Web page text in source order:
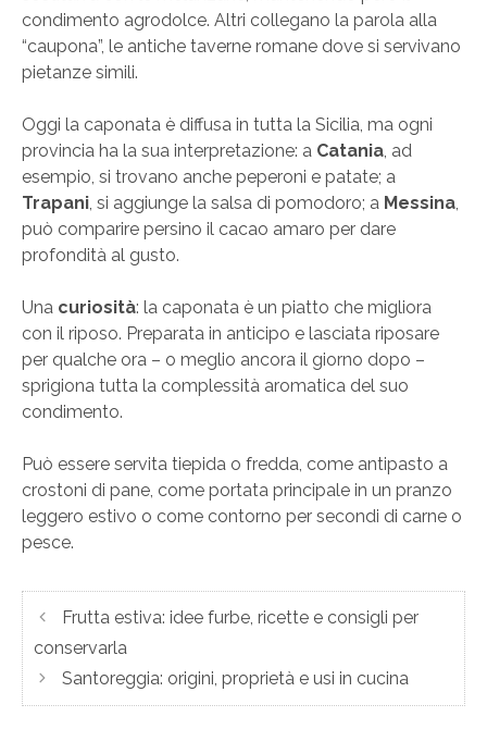
condimento agrodolce. Altri collegano la parola alla
“caupona”, le antiche taverne romane dove si servivano
pietanze simili.
Oggi la caponata è diffusa in tutta la Sicilia, ma ogni
provincia ha la sua interpretazione: a Catania, ad
esempio, si trovano anche peperoni e patate; a
Trapani, si aggiunge la salsa di pomodoro; a Messina,
può comparire persino il cacao amaro per dare
profondità al gusto.
Una curiosità: la caponata è un piatto che migliora
con il riposo. Preparata in anticipo e lasciata riposare
per qualche ora – o meglio ancora il giorno dopo –
sprigiona tutta la complessità aromatica del suo
condimento.
Può essere servita tiepida o fredda, come antipasto a
crostoni di pane, come portata principale in un pranzo
leggero estivo o come contorno per secondi di carne o
pesce.
Frutta estiva: idee furbe, ricette e consigli per
conservarla
Santoreggia: origini, proprietà e usi in cucina